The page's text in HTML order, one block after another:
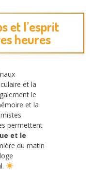
et l’esprit
heures
et la
le
et la
permettent
et le
du matin